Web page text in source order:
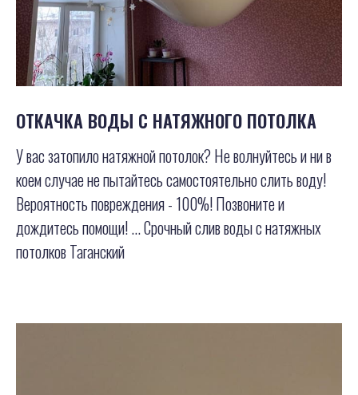
ОТКАЧКА ВОДЫ С НАТЯЖНОГО ПОТОЛКА
У вас затопило натяжной потолок? Не волнуйтесь и ни в
коем случае не пытайтесь самостоятельно слить воду!
Вероятность повреждения - 100%! Позвоните и
дождитесь помощи! ... Срочный слив воды с натяжных
потолков Таганский